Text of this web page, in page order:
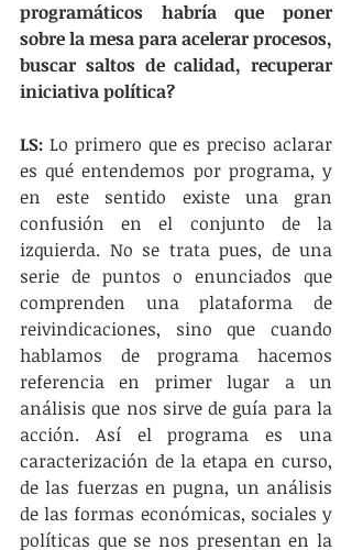
programáticos habría que poner
sobre la mesa para acelerar procesos,
buscar saltos de calidad, recuperar
iniciativa política?
LS: Lo primero que es preciso aclarar
es qué entendemos por programa, y
en este sentido existe una gran
confusión en el conjunto de la
izquierda. No se trata pues, de una
serie de puntos o enunciados que
comprenden una plataforma de
reivindicaciones, sino que cuando
hablamos de programa hacemos
referencia en primer lugar a un
análisis que nos sirve de guía para la
acción. Así el programa es una
caracterización de la etapa en curso,
de las fuerzas en pugna, un análisis
de las formas económicas, sociales y
políticas que se nos presentan en la